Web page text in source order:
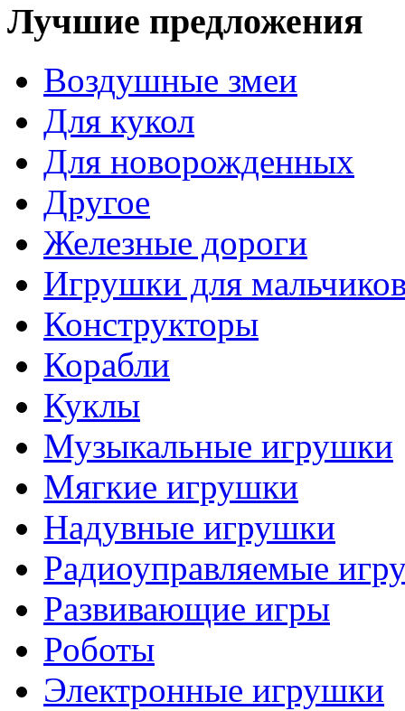
Лучшие предложения
Воздушные змеи
Для кукол
Для новорожденных
Другое
Железные дороги
Игрушки для
Конструкторы
Корабли
Куклы
Музыкальные игрушки
Мягкие игрушки
Надувные игрушки
Радиоуправляемые
Развивающие игры
Роботы
Электронные игрушки